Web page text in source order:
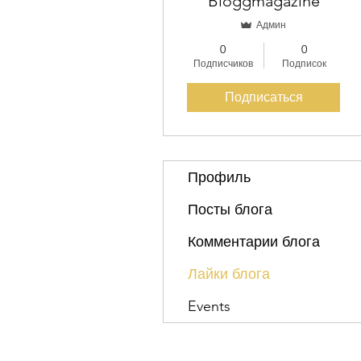
Админ
0
Подписчиков
0
Подписок
Подписаться
Профиль
Посты блога
Комментарии блога
Лайки блога
Events